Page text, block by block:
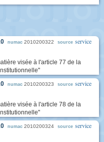
numac 2010200322 source service
visée à l'article 77 de la
numac 2010200323 source service
visée à l'article 78 de la
numac 2010200324 source service